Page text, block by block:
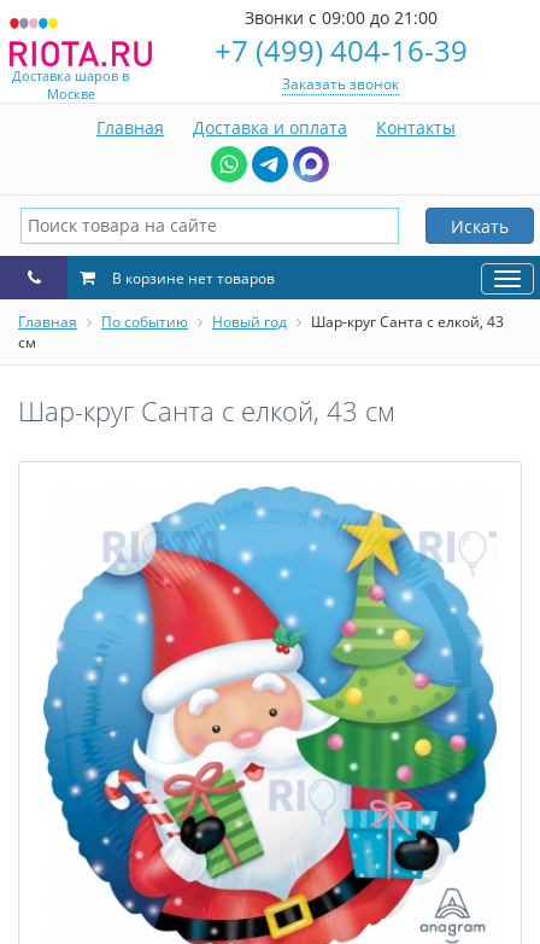
Доставка шаров в
Москве
Звонки с 09:00 до 21:00
+7 (499) 404-16-39
Заказать звонок
Главная Доставка и оплата Контакты
Искать
В корзине нет товаров
Главная По событию Новый год
Шар-круг Санта с елкой, 43
см
Шар-круг Санта с елкой, 43 см